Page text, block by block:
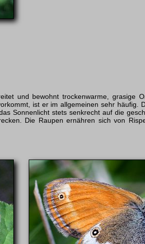
und bewohnt trockenwarme, grasige
ist er im allgemeinen sehr häufig.
Sonnenlicht stets senkrecht auf die
Die Raupen ernähren sich von